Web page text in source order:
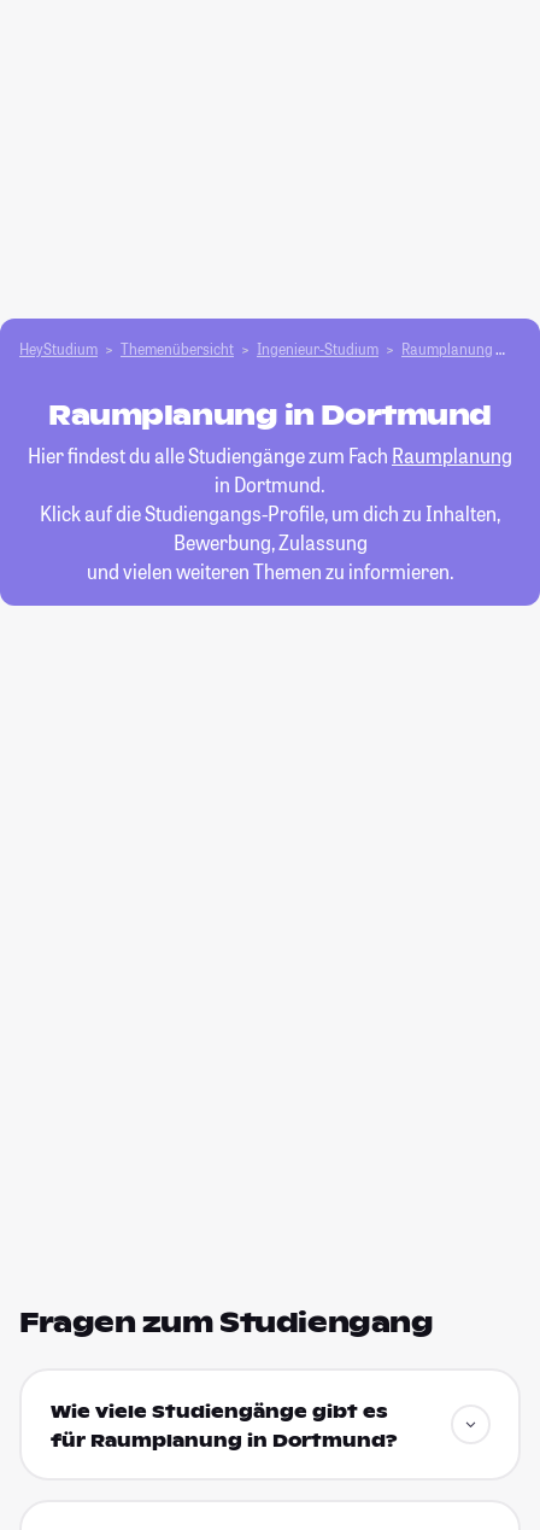
HeyStudium Themenübersicht Ingenieur-Studium Raumplanung
Raumplanung in Dortmund
Hier findest du alle Studiengänge zum Fach Raumplanung
in Dortmund.
Klick auf die Studiengangs-Profile, um dich zu Inhalten,
Bewerbung, Zulassung
und vielen weiteren Themen zu informieren.
Fragen zum Studiengang
Wie viele Studiengänge gibt es
für Raumplanung in Dortmund?